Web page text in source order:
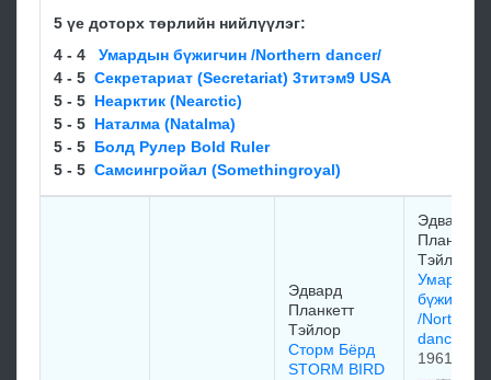
5 үе доторх төрлийн нийлүүлэг:
4 - 4
Умардын бүжигчин /Northern dancer/
4 - 5 Секретариат (Secretariat) 3титэм9 USA
5 - 5 Неарктик (Nearctic)
5 - 5 Наталма (Natalma)
5 - 5 Болд Рулер Bold Ruler
5 - 5 Самсингрoйал (Somethingroyal)
Эдвaрд
Плaнкeтт
Tэйлoр
Сторм Бёрд
STORM BIRD
Эдваpд
Планкетт
Тэйлop
Умардын
бүжигчин
/Northern
dancer/
1961